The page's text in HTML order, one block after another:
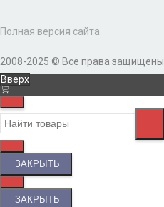
Полная версия сайта
2008-2025 © Все права защищены.
Вверх
ЗАКРЫТЬ
ЗАКРЫТЬ